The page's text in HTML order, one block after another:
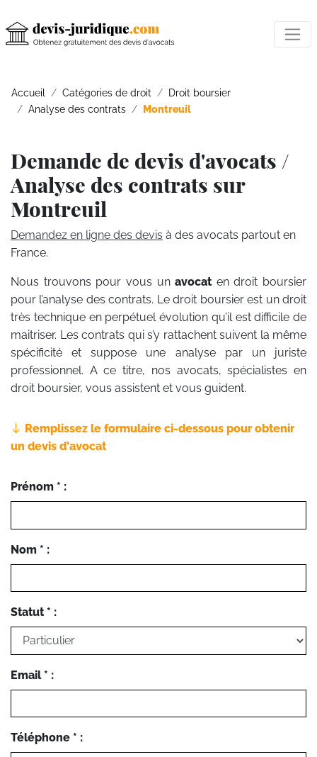
Accueil Catégories de droit
Droit boursier
Analyse des contrats
Montreuil
Demande de devis d'avocats /
Analyse des contrats sur
Montreuil
Demandez en ligne des devis à des avocats partout en
France.
Nous trouvons pour vous unavocat en droit boursier
pour l’analyse des contrats. Le droit boursier est un droit
très technique en perpétuel évolution qu’il est difficile de
maitriser. Les contrats qui s’y rattachent suivent la même
spécificité et suppose une analyse par un juriste
professionnel. A ce titre, nos avocats, spécialistes en
droit boursier, vous assistent et vous guident.
Remplissez le formulaire ci-dessous pour obtenir
un devis d'avocat
Prénom * :
Nom * :
Statut * :
Email * :
Téléphone * :